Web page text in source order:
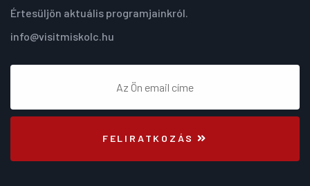
Értesüljön aktuális programjainkról.
info@visitmiskolc.hu
FELIRATKOZÁS